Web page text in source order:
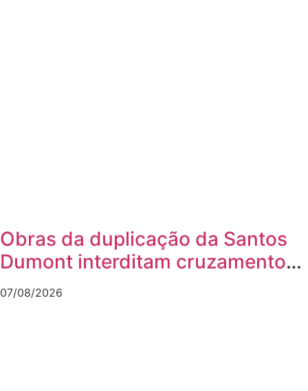
Obras da duplicação da Santos
Dumont interditam cruzamento
com a rua Otto Nass
07/08/2026